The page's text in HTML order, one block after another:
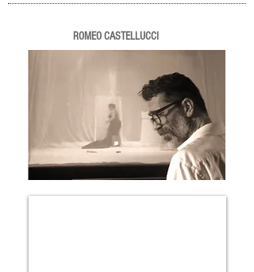
ROMEO CASTELLUCCI